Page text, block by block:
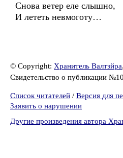
Снова ветер еле слышно,
И лететь невмоготу…
© Copyright: Хранитель Валтэйра
Свидетельство о публикации
Список читателей / Версия для
Заявить о нарушении
Другие произведения автора